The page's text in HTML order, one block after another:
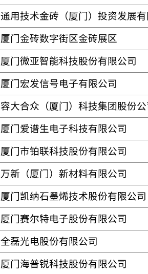
通用技术金砖（厦门）投资发展
厦门金砖数字街区金砖展区
厦门微亚智能科技股份有限公司
厦门宏发信号电子有限公司
容大合众（厦门）科技集团股份
厦门爱谱生电子科技有限公司
厦门市铂联科技股份有限公司
万新（厦门）新材料有限公司
厦门凯纳石墨烯技术股份有限公司
厦门赛尔特电子股份有限公司
全磊光电股份有限公司
厦门海普锐科技股份有限公司